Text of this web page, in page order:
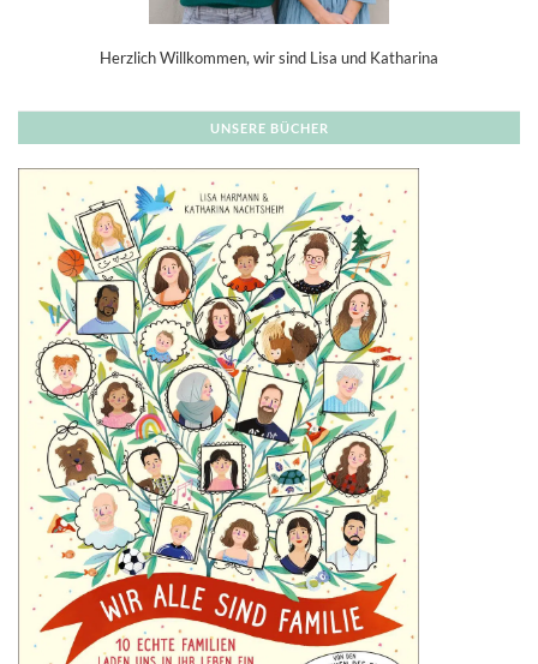
Herzlich Willkommen, wir sind Lisa und Katharina
UNSERE BÜCHER